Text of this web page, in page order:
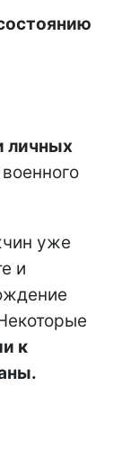
личных
уже
и
к